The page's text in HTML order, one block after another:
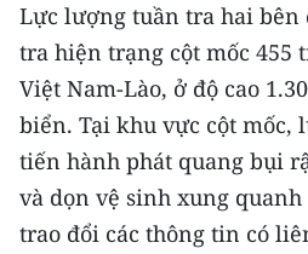
KIỂM CHỨNG THÔNG TIN
TRI THỨC CHUYÊN SÂU
54 DÂN TỘC VIỆT NAM
CHƯƠNG TRÌNH OCOP - MỖI
MỘT SẢN PHẨM
Lực lượng tuần tra hai
tra hiện trạng cột mốc 455
Việt Nam-Lào, ở độ cao
biển. Tại khu vực cột mốc,
tiến hành phát quang bụi
và dọn vệ sinh xung
trao đổi các thông tin có